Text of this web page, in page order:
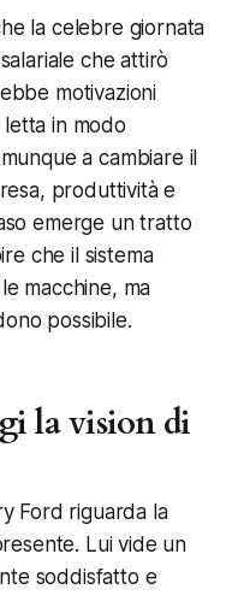
la celebre giornata
che attirò
motivazioni
in modo
a cambiare il
produttività e
emerge un tratto
che il sistema
macchine, ma
possibile.
la vision di
Ford riguarda la
Lui vide un
soddisfatto e